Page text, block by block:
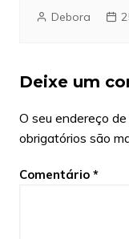
Debora
Deixe um
O seu endereço
obrigatórios são
Comentário *